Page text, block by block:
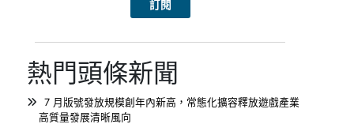
熱門頭條新聞
7 月版號發放規模創年內新高，常態化擴容釋放遊戲產業
高質量發展清晰風向